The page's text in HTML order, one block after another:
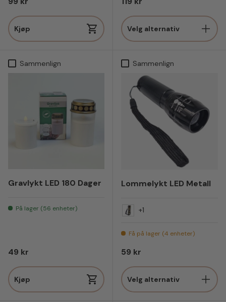
Kjøp Velg alternativ
Sammenlign
Gravlykt LED 180 Dager
På lager (56 enheter)
Vanlig pris
49 kr
Kjøp
Sammenlign
Lommelykt LED Metall
+1
Få på lager (4 enheter)
Vanlig pris
59 kr
Velg alternativ